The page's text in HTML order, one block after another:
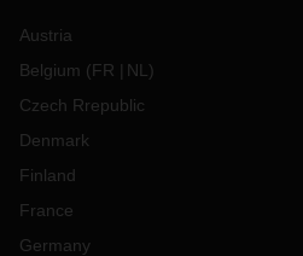
Austria
Belgium (FR NL )
Czech Rrepublic
Denmark
Finland
France
Germany